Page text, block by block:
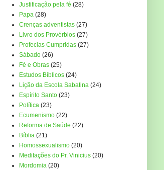
Justificação pela fé (28)
Papa (28)
Crenças adventistas (27)
Livro dos Provérbios (27)
Profecias Cumpridas (27)
Sábado (26)
Fé e Obras (25)
Estudos Bíblicos (24)
Lição da Escola Sabatina (24)
Espírito Santo (23)
Política (23)
Ecumenismo (22)
Reforma de Saúde (22)
Bíblia (21)
Homossexualismo (20)
Meditações do Pr. Vinicius (20)
Mordomia (20)